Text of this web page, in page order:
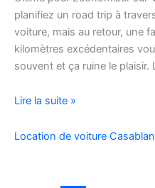
planifiez un road trip à
voiture, mais au retour, une
kilomètres excédentaires
souvent et ça ruine le plaisir.
Location
Pas
Lire la suite »
Location de voiture